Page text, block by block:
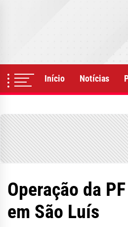
Início Notícias
Operação da
em São Luís